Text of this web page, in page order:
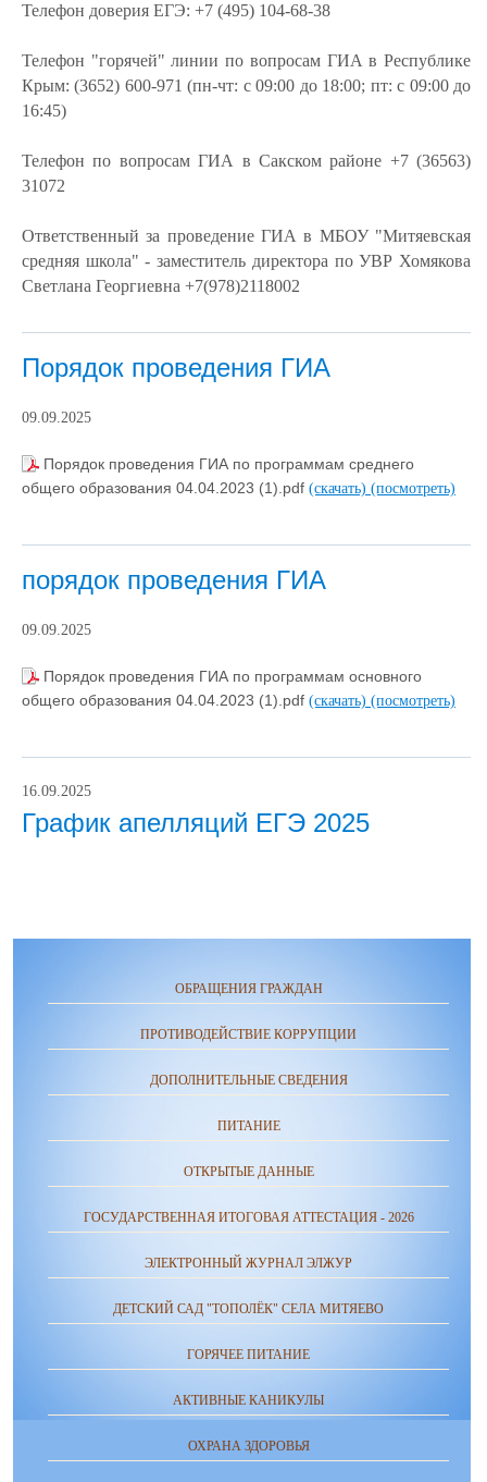
Телефон доверия ЕГЭ: +7 (495) 104-68-38
Телефон "горячей" линии по вопросам ГИА в Республике
Крым: (3652) 600-971 (пн-чт: с 09:00 до 18:00; пт: с 09:00 до
16:45)
Телефон по вопросам ГИА в Сакском районе +7 (36563)
31072
Ответственный за проведение ГИА в МБОУ "Митяевская
средняя школа" - заместитель директора по УВР Хомякова
Светлана Георгиевна +7(978)2118002
Порядок проведения ГИА
09.09.2025
Порядок проведения ГИА по программам среднего
общего образования 04.04.2023 (1).pdf (скачать) (посмотреть)
порядок проведения ГИА
09.09.2025
Порядок проведения ГИА по программам основного
общего образования 04.04.2023 (1).pdf (скачать) (посмотреть)
16.09.2025
График апелляций ЕГЭ 2025
ОБРАЩЕНИЯ ГРАЖДАН
ПРОТИВОДЕЙСТВИЕ КОРРУПЦИИ
ДОПОЛНИТЕЛЬНЫЕ СВЕДЕНИЯ
ПИТАНИЕ
ОТКРЫТЫЕ ДАННЫЕ
ГОСУДАРСТВЕННАЯ ИТОГОВАЯ АТТЕСТАЦИЯ - 2026
ЭЛЕКТРОННЫЙ ЖУРНАЛ ЭЛЖУР
ДЕТСКИЙ САД "ТОПОЛЁК" СЕЛА МИТЯЕВО
ГОРЯЧЕЕ ПИТАНИЕ
АКТИВНЫЕ КАНИКУЛЫ
ОХРАНА ЗДОРОВЬЯ